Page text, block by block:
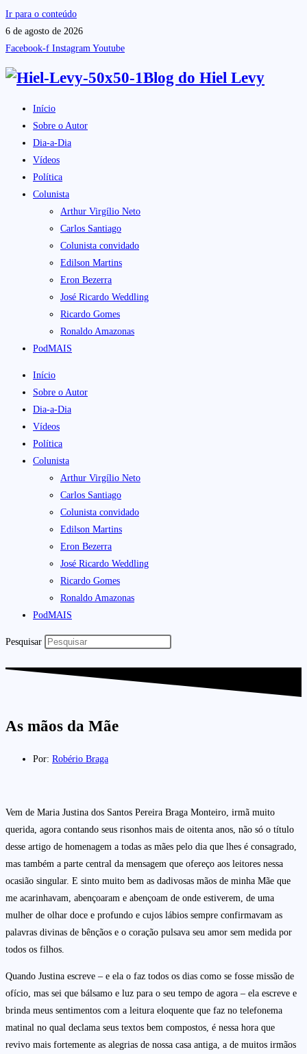
Ir para o conteúdo
6 de agosto de 2026
Facebook-f Instagram Youtube
Blog do Hiel Levy
Início
Sobre o Autor
Dia-a-Dia
Vídeos
Política
Colunista
Arthur Virgílio Neto
Carlos Santiago
Colunista convidado
Edilson Martins
Eron Bezerra
José Ricardo Weddling
Ricardo Gomes
Ronaldo Amazonas
PodMAIS
Início
Sobre o Autor
Dia-a-Dia
Vídeos
Política
Colunista
Arthur Virgílio Neto
Carlos Santiago
Colunista convidado
Edilson Martins
Eron Bezerra
José Ricardo Weddling
Ricardo Gomes
Ronaldo Amazonas
PodMAIS
Pesquisar
As mãos da Mãe
Por: Robério Braga
Vem de Maria Justina dos Santos Pereira Braga Monteiro, irmã muito
querida, agora contando seus risonhos mais de oitenta anos, não só o título
desse artigo de homenagem a todas as mães pelo dia que lhes é consagrado,
mas também a parte central da mensagem que ofereço aos leitores nessa
ocasião singular. E sinto muito bem as dadivosas mãos de minha Mãe que
me acarinhavam, abençoaram e abençoam de onde estiverem, de uma
mulher de olhar doce e profundo e cujos lábios sempre confirmavam as
palavras divinas de bênçãos e o coração pulsava seu amor sem medida por
todos os filhos.
Quando Justina escreve – e ela o faz todos os dias como se fosse missão de
ofício, mas sei que bálsamo e luz para o seu tempo de agora – ela escreve e
brinda meus sentimentos com a leitura eloquente que faz no telefonema
matinal no qual declama seus textos bem compostos, é nessa hora que
revivo mais fortemente as alegrias de nossa casa antiga, a de muitos irmãos